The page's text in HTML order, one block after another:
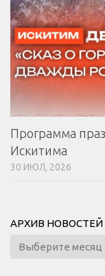
Программа
Искитима
30 ИЮЛ, 2026
АРХИВ НОВОСТЕЙ
Архив
новостей